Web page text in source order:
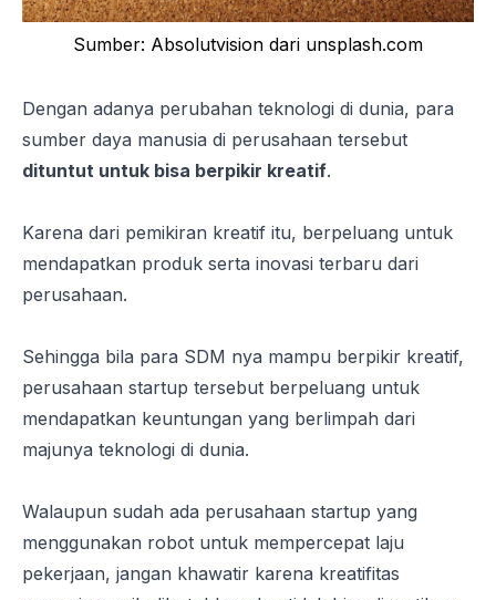
Sumber: Absolutvision dari unsplash.com
Dengan adanya perubahan teknologi di dunia, para
sumber daya manusia di perusahaan tersebut
dituntut untuk bisa berpikir kreatif.
Karena dari pemikiran kreatif itu, berpeluang untuk
mendapatkan produk serta inovasi terbaru dari
perusahaan.
Sehingga bila para SDM nya mampu berpikir kreatif,
perusahaan startup tersebut berpeluang untuk
mendapatkan keuntungan yang berlimpah dari
majunya teknologi di dunia.
Walaupun sudah ada perusahaan startup yang
menggunakan robot untuk mempercepat laju
pekerjaan, jangan khawatir karena kreatifitas